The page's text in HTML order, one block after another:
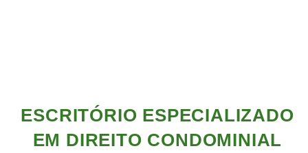
ESCRITÓRIO ESPECIALIZADO
EM DIREITO CONDOMINIAL